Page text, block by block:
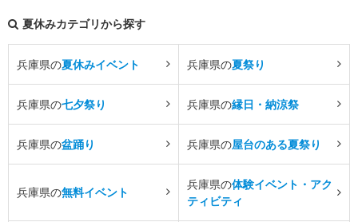
夏休みカテゴリから探す
兵庫県の夏休みイベント 兵庫県の夏祭り
兵庫県の七夕祭り 兵庫県の縁日・納涼祭
兵庫県の盆踊り 兵庫県の屋台のある夏祭り
兵庫県の無料イベント
兵庫県の体験イベント・アク
ティビティ